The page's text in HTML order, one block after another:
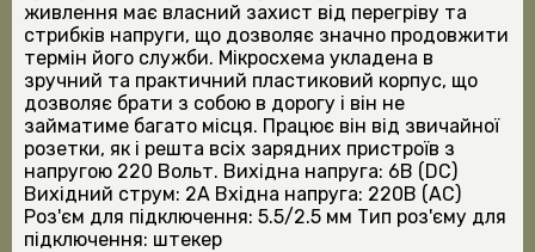
живлення має власний захист від перегріву та
стрибків напруги, що дозволяє значно продовжити
термін його служби. Мікросхема укладена в
зручний та практичний пластиковий корпус, що
дозволяє брати з собою в дорогу і він не
займатиме багато місця. Працює він від звичайної
розетки, як і решта всіх зарядних пристроїв з
напругою 220 Вольт. Вихідна напруга: 6В (DC)
Вихідний струм: 2А Вхідна напруга: 220В (AC)
Роз'єм для підключення: 5.5/2.5 мм Тип роз'єму для
підключення: штекер